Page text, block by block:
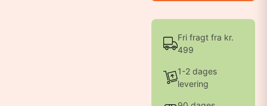
Fri fragt fra kr.
499
1-2 dages
levering